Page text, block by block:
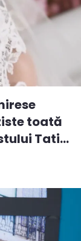
toată
Tati...